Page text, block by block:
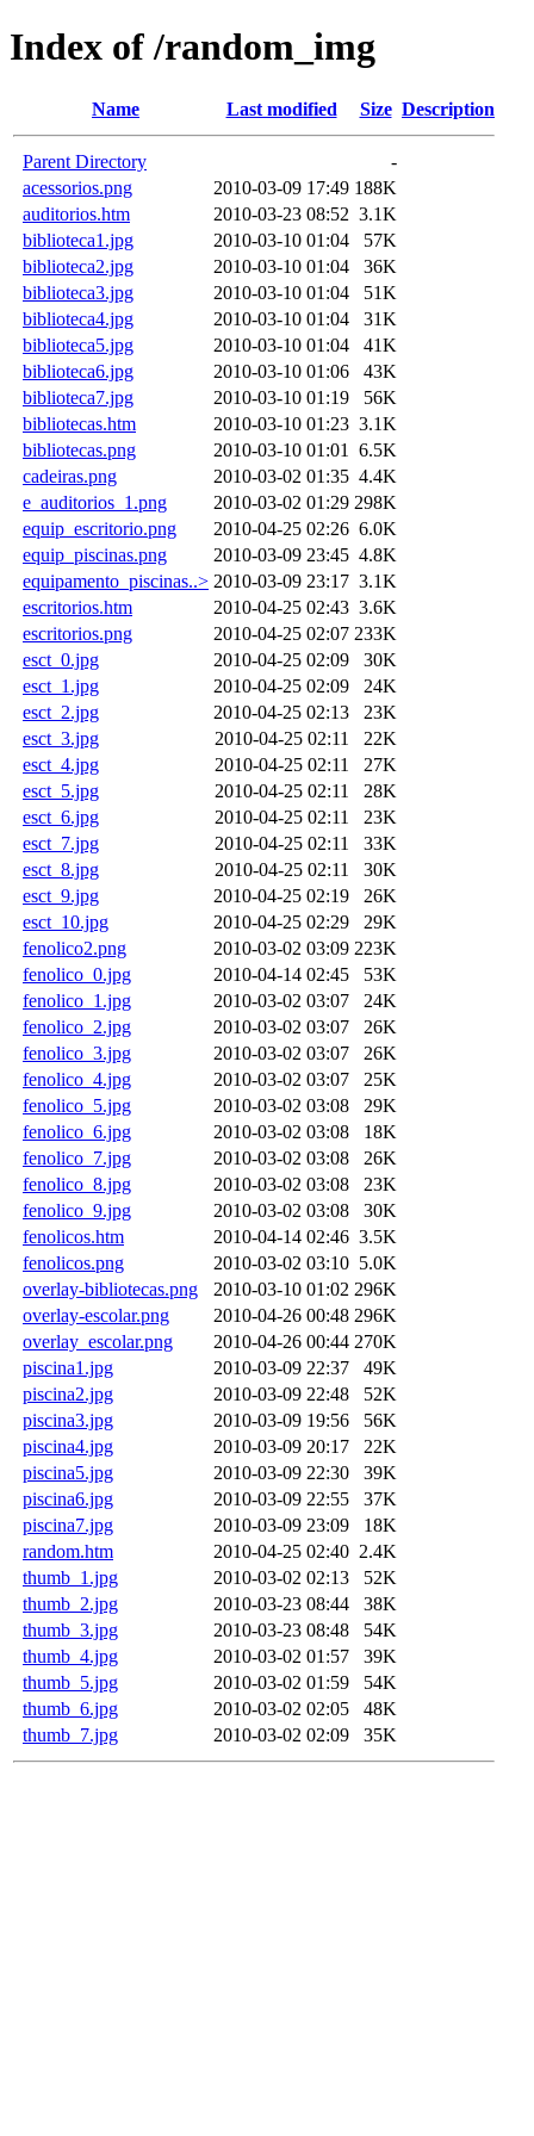
Index of /random_img
Name Last modified Size Description
Parent Directory
-
acessorios.png
2010-03-09 17:49 188K
auditorios.htm
2010-03-23 08:52 3.1K
biblioteca1.jpg
2010-03-10 01:04
57K
biblioteca2.jpg
2010-03-10 01:04
36K
biblioteca3.jpg
2010-03-10 01:04
51K
biblioteca4.jpg
2010-03-10 01:04
31K
biblioteca5.jpg
2010-03-10 01:04
41K
biblioteca6.jpg
2010-03-10 01:06
43K
biblioteca7.jpg
2010-03-10 01:19
56K
bibliotecas.htm
2010-03-10 01:23 3.1K
bibliotecas.png
2010-03-10 01:01
6.5K
cadeiras.png
2010-03-02 01:35 4.4K
e_auditorios_1.png
2010-03-02 01:29 298K
equip_escritorio.png
2010-04-25 02:26 6.0K
equip_piscinas.png
2010-03-09 23:45 4.8K
equipamento_piscinas..> 2010-03-09 23:17 3.1K
escritorios.htm
2010-04-25 02:43 3.6K
escritorios.png
2010-04-25 02:07 233K
esct_0.jpg
2010-04-25 02:09
30K
esct_1.jpg
2010-04-25 02:09
24K
esct_2.jpg
2010-04-25 02:13
23K
esct_3.jpg
2010-04-25 02:11
22K
esct_4.jpg
2010-04-25 02:11
27K
esct_5.jpg
2010-04-25 02:11
28K
esct_6.jpg
2010-04-25 02:11
23K
esct_7.jpg
2010-04-25 02:11
33K
esct_8.jpg
2010-04-25 02:11
30K
esct_9.jpg
2010-04-25 02:19
26K
esct_10.jpg
2010-04-25 02:29
29K
fenolico2.png
2010-03-02 03:09 223K
fenolico_0.jpg
2010-04-14 02:45
53K
fenolico_1.jpg
2010-03-02 03:07
24K
fenolico_2.jpg
2010-03-02 03:07
26K
fenolico_3.jpg
2010-03-02 03:07
26K
fenolico_4.jpg
2010-03-02 03:07
25K
fenolico_5.jpg
2010-03-02 03:08
29K
fenolico_6.jpg
2010-03-02 03:08
18K
fenolico_7.jpg
2010-03-02 03:08
26K
fenolico_8.jpg
2010-03-02 03:08
23K
fenolico_9.jpg
2010-03-02 03:08
30K
fenolicos.htm
2010-04-14 02:46 3.5K
fenolicos.png
2010-03-02 03:10 5.0K
overlay-bibliotecas.png
2010-03-10 01:02 296K
overlay-escolar.png
2010-04-26 00:48 296K
overlay_escolar.png
2010-04-26 00:44 270K
piscina1.jpg
2010-03-09 22:37
49K
piscina2.jpg
2010-03-09 22:48
52K
piscina3.jpg
2010-03-09 19:56
56K
piscina4.jpg
2010-03-09 20:17
22K
piscina5.jpg
2010-03-09 22:30
39K
piscina6.jpg
2010-03-09 22:55
37K
piscina7.jpg
2010-03-09 23:09
18K
random.htm
2010-04-25 02:40 2.4K
thumb_1.jpg
2010-03-02 02:13
52K
thumb_2.jpg
2010-03-23 08:44
38K
thumb_3.jpg
2010-03-23 08:48
54K
thumb_4.jpg
2010-03-02 01:57
39K
thumb_5.jpg
2010-03-02 01:59
54K
thumb_6.jpg
2010-03-02 02:05
48K
thumb_7.jpg
2010-03-02 02:09 35K